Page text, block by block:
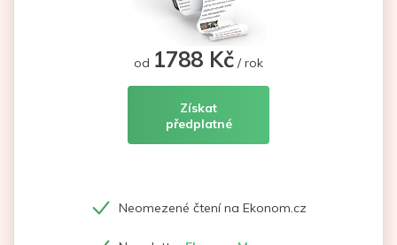
od 1788 Kč / rok
Získat
předplatné
Neomezené čtení na Ekonom.cz